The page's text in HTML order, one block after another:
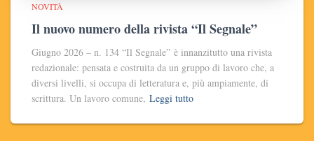
NOVITÀ
Il nuovo numero della rivista “Il Segnale”
Giugno 2026 – n. 134 “Il Segnale” è innanzitutto una rivista
redazionale: pensata e costruita da un gruppo di lavoro che, a
diversi livelli, si occupa di letteratura e, più ampiamente, di
scrittura. Un lavoro comune, Leggi tutto